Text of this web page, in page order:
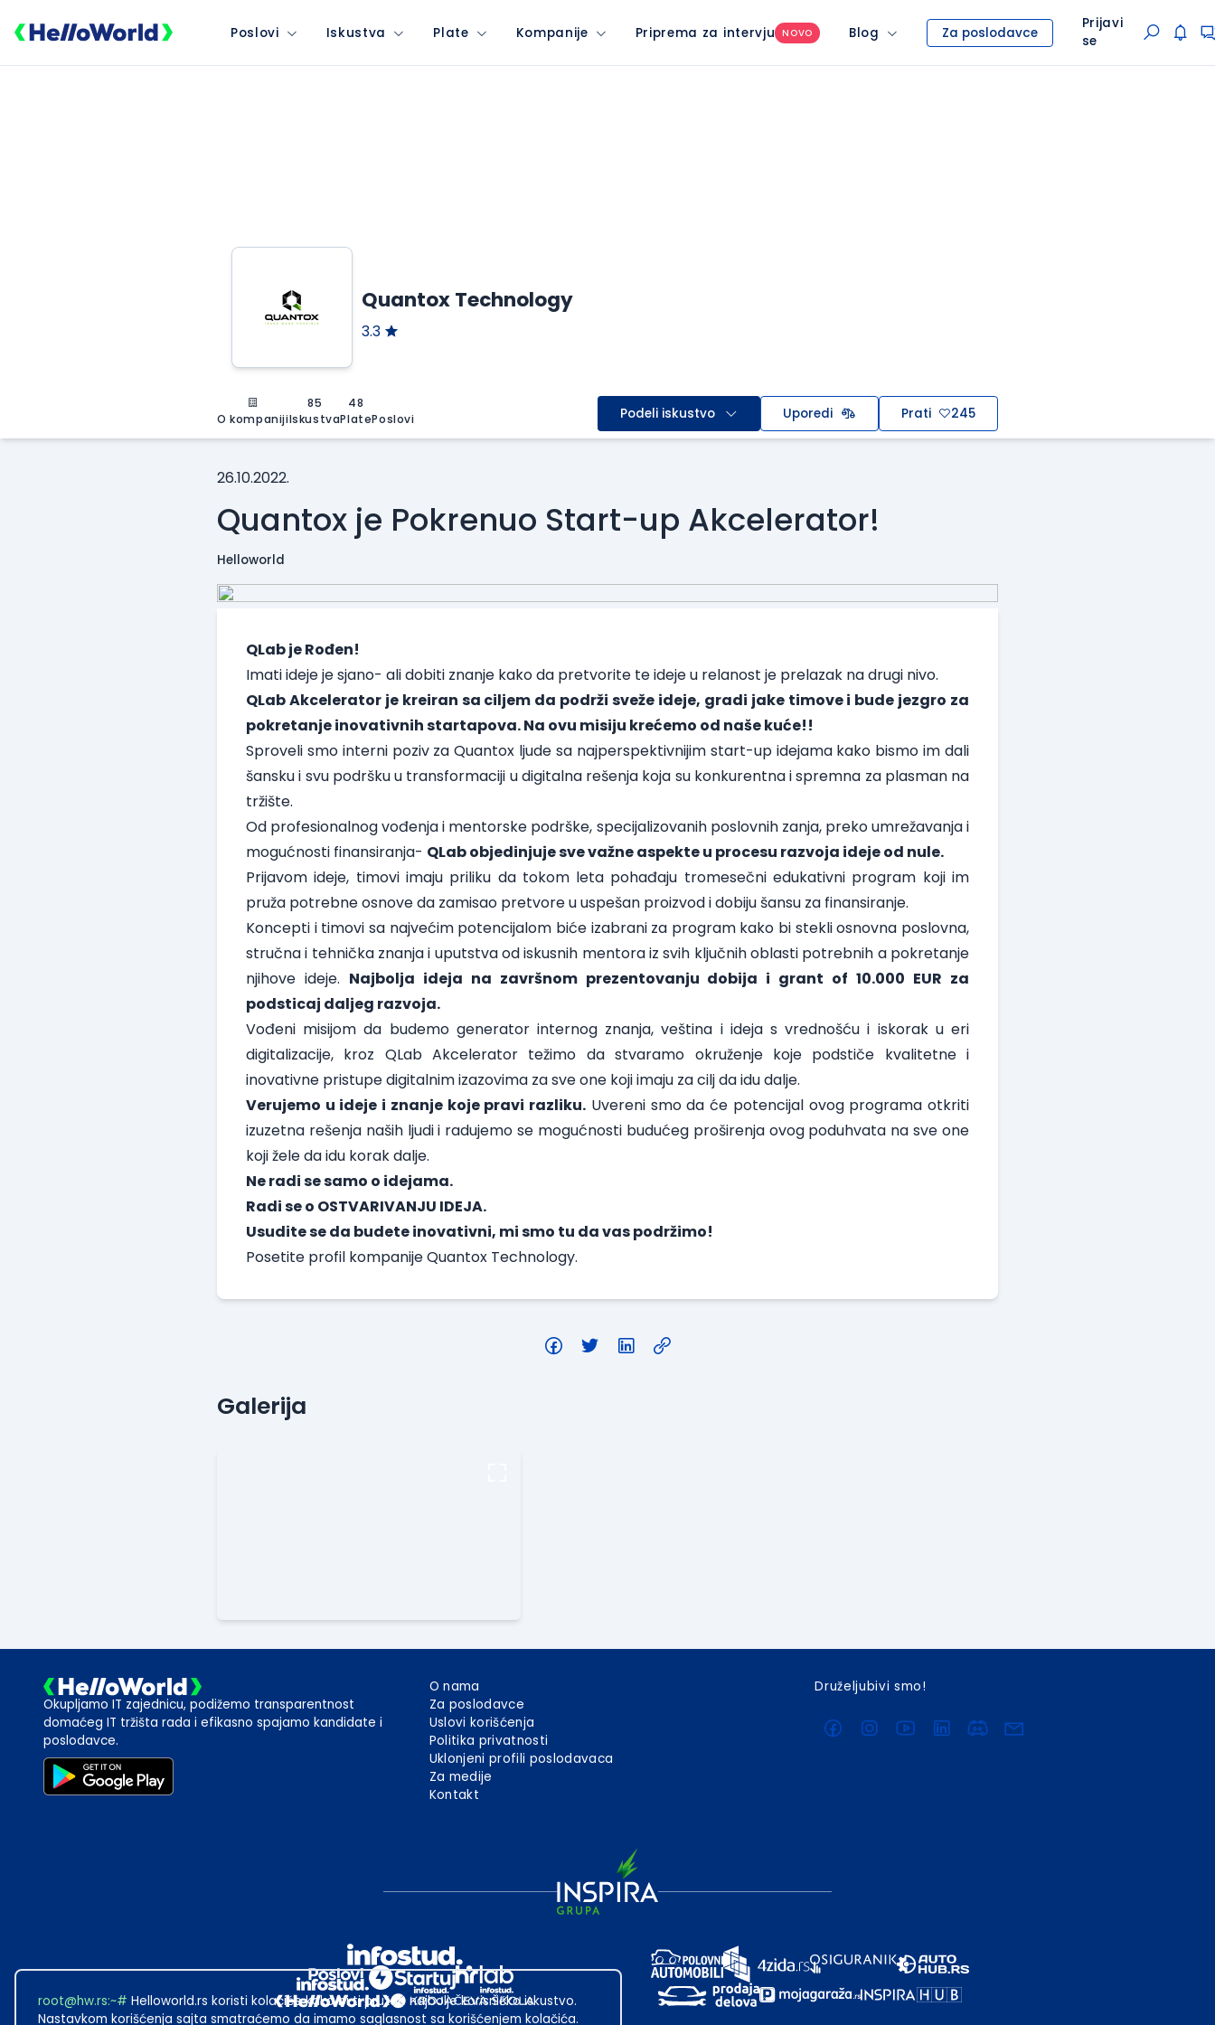
Poslovi Iskustva Plate Kompanije Priprema za intervju NOVO Blog Za poslodavce
Prijavi
se
Quantox Technology
3.3
O kompaniji
85
Iskustva
48
PlatePoslovi Podeli iskustvo Uporedi Prati 245
26.10.2022.
Quantox je Pokrenuo Start-up Akcelerator!
Helloworld
QLab je Rođen!
Imati ideje je sjano- ali dobiti znanje kako da pretvorite te ideje u relanost je prelazak na drugi nivo.
QLab Akcelerator je kreiran sa ciljem da podrži sveže ideje, gradi jake timove i bude jezgro za
pokretanje inovativnih startapova. Na ovu misiju krećemo od naše kuće!!
Sproveli smo interni poziv za Quantox ljude sa najperspektivnijim start-up idejama kako bismo im dali
šansku i svu podršku u transformaciji u digitalna rešenja koja su konkurentna i spremna za plasman na
tržište.
Od profesionalnog vođenja i mentorske podrške, specijalizovanih poslovnih zanja, preko umrežavanja i
mogućnosti finansiranja- QLab objedinjuje sve važne aspekte u procesu razvoja ideje od nule.
Prijavom ideje, timovi imaju priliku da tokom leta pohađaju tromesečni edukativni program koji im
pruža potrebne osnove da zamisao pretvore u uspešan proizvod i dobiju šansu za finansiranje.
Koncepti i timovi sa najvećim potencijalom biće izabrani za program kako bi stekli osnovna poslovna,
stručna i tehnička znanja i uputstva od iskusnih mentora iz svih ključnih oblasti potrebnih a pokretanje
njihove ideje. Najbolja ideja na završnom prezentovanju dobija i grant of 10.000 EUR za
podsticaj daljeg razvoja.
Vođeni misijom da budemo generator internog znanja, veština i ideja s vrednošću i iskorak u eri
digitalizacije, kroz QLab Akcelerator težimo da stvaramo okruženje koje podstiče kvalitetne i
inovativne pristupe digitalnim izazovima za sve one koji imaju za cilj da idu dalje.
Verujemo u ideje i znanje koje pravi razliku. Uvereni smo da će potencijal ovog programa otkriti
izuzetna rešenja naših ljudi i radujemo se mogućnosti budućeg proširenja ovog poduhvata na sve one
koji žele da idu korak dalje.
Ne radi se samo o idejama.
Radi se o OSTVARIVANJU IDEJA.
Usudite se da budete inovativni, mi smo tu da vas podržimo!
Posetite profil kompanije Quantox Technology.
Galerija
Okupljamo IT zajednicu, podižemo transparentnost
domaćeg IT tržišta rada i efikasno spajamo kandidate i
poslodavce.
O nama
Za poslodavce
Uslovi korišćenja
Politika privatnosti
Uklonjeni profili poslodavaca
Za medije
Kontakt
Druželjubivi smo!
root@hw.rs:~# Helloworld.rs koristi kolačiće kako bi ti pružao najbolje korisničko iskustvo.
Nastavkom korišćenja sajta smatraćemo da imamo saglasnost sa korišćenjem kolačića.